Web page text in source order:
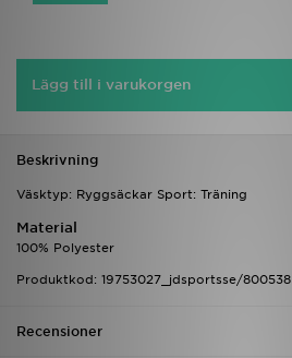
Lägg till i varukorgen
Beskrivning
Väsktyp: Ryggsäckar Sport: Träning
Material
100% Polyester
Produktkod: 19753027_jdsportsse/800538
Recensioner